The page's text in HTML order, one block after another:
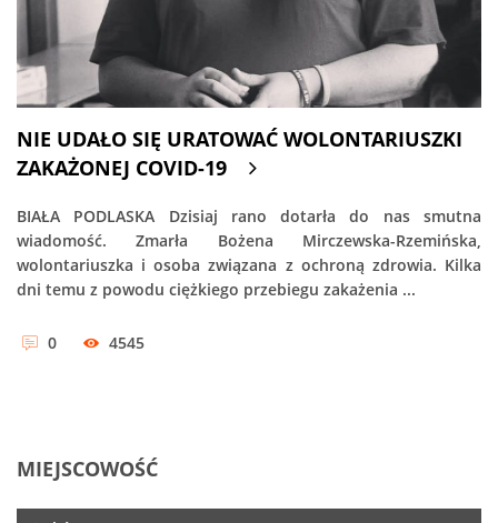
NIE UDAŁO SIĘ URATOWAĆ WOLONTARIUSZKI
ZAKAŻONEJ COVID-19
BIAŁA PODLASKA Dzisiaj rano dotarła do nas smutna
wiadomość. Zmarła Bożena Mirczewska-Rzemińska,
wolontariuszka i osoba związana z ochroną zdrowia. Kilka
dni temu z powodu ciężkiego przebiegu zakażenia ...
0 4545
MIEJSCOWOŚĆ